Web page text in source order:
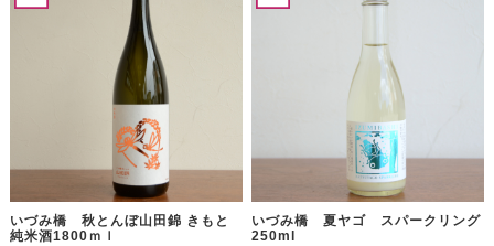
いづみ橋 秋とんぼ山田錦 きもと
純米酒1800ｍｌ
いづみ橋 夏ヤゴ スパークリング
250ml